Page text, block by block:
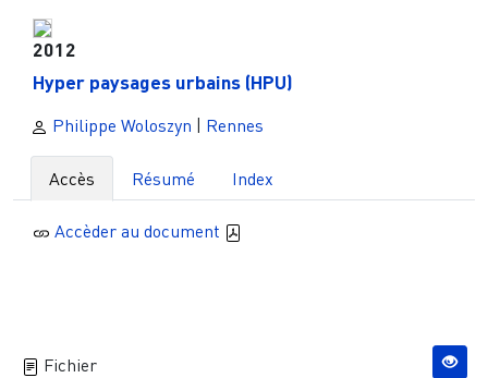
2012
Hyper paysages urbains (HPU)
Philippe Woloszyn Rennes
Accès Résumé Index
Accèder au document
Fichier